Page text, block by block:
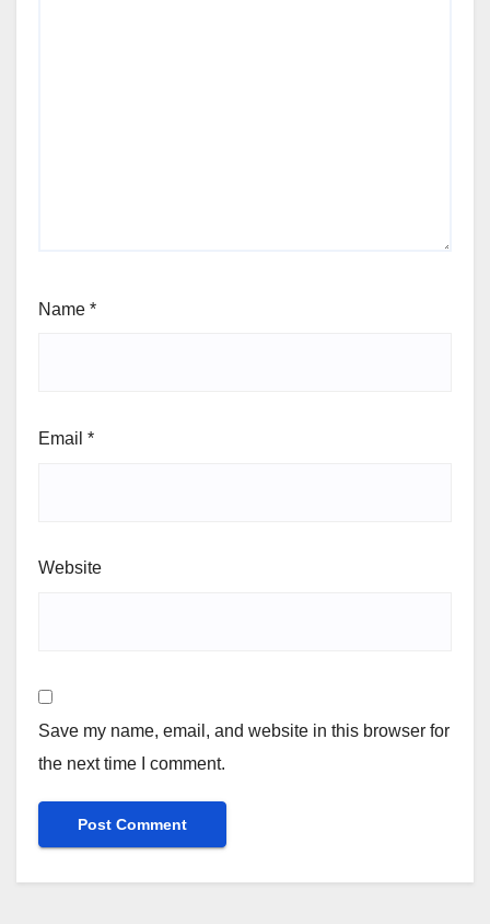
Name *
Email *
Website
Save my name, email, and website in this browser for
the next time I comment.